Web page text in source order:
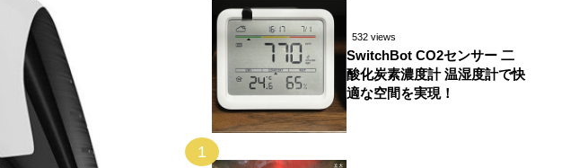
532 views
SwitchBot CO2センサー 二
酸化炭素濃度計 温湿度計で快
適な空間を実現！
1